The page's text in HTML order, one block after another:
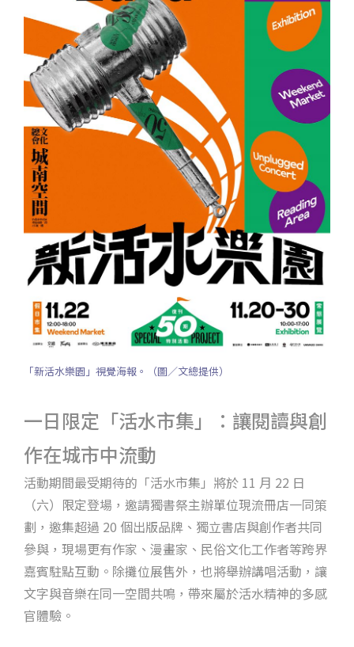
「新活水樂園」視覺海報。（圖／文總提供）
一日限定「活水市集」：讓閱讀與創
作在城市中流動
活動期間最受期待的「活水市集」將於 11 月 22 日
（六）限定登場，邀請獨書祭主辦單位現流冊店一同策
劃，邀集超過 20 個出版品牌、獨立書店與創作者共同
參與，現場更有作家、漫畫家、民俗文化工作者等跨界
嘉賓駐點互動。除攤位展售外，也將舉辦講唱活動，讓
文字與音樂在同一空間共鳴，帶來屬於活水精神的多感
官體驗。